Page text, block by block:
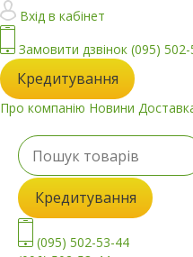
Вхід в кабінет
Замовити дзвінок (095)
Кредитування
Про компанію Новини
Кредитування
(095) 502-53-44